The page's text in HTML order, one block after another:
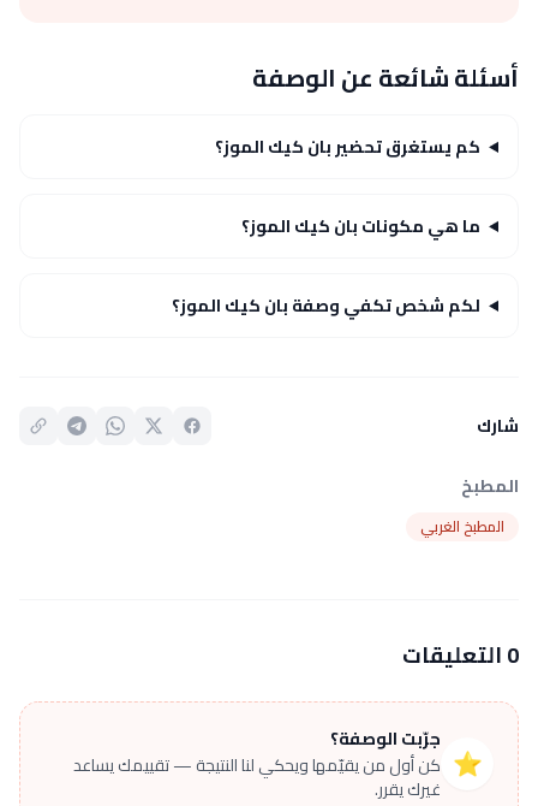
أسئلة شائعة عن الوصفة
كم يستغرق تحضير بان كيك الموز؟
ما هي مكونات بان كيك الموز؟
لكم شخص تكفي وصفة بان كيك الموز؟
شارك
المطبخ
المطبخ الغربي
0 التعليقات
⭐
جرّبت الوصفة؟
كن أول من يقيّمها ويحكي لنا النتيجة — تقييمك يساعد
غيرك يقرر.